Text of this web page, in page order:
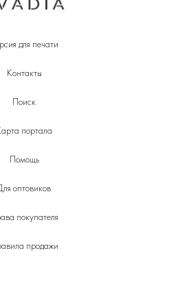
для печати
Контакты
Поиск
портала
Помощь
оптовиков
покупателя
продажи